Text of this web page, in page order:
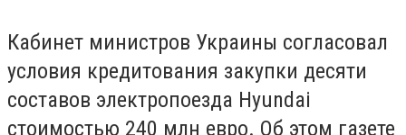
Кабинет министров Украины согласовал
условия кредитования закупки десяти
составов электропоезда Hyundai
стоимостью 240 млн евро. Об этом газете